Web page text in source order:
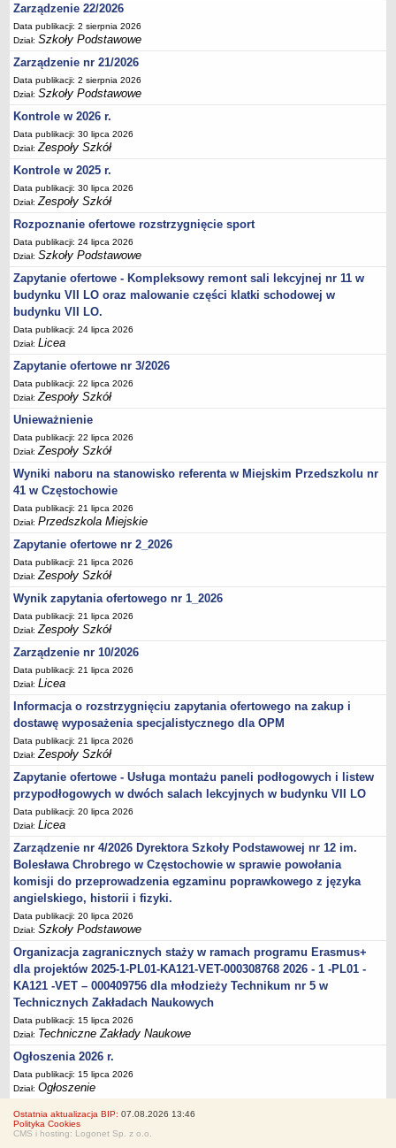
Zespół Poradni
BIURO FINANSÓW OŚWIATY
Dane podstawowe
Statut
Majątek
Godziny dyżurów
Ogłoszenia
Zarządzenia
Rejestry, ewidencje, archiwa
Kontrole
PONOWNE WYKORZYSTYWANIE
Sprawozdania
Deklaracja dostępności
DEKLARACJA DOSTĘPNOŚCI
OŚWIADCZENIA MAJĄTKOWE
PONOWNE WYKORZYSTYWANIE
UDOSTĘPNIANIE INFORMACJI PUBLICZNEJ
Zarządzenie 22/2026
Data publikacji: 2 sierpnia 2026
Dział:Szkoły Podstawowe
Zarządzenie nr 21/2026
Data publikacji: 2 sierpnia 2026
Dział:Szkoły Podstawowe
Kontrole w 2026 r.
Data publikacji: 30 lipca 2026
Dział:Zespoły Szkół
Kontrole w 2025 r.
Data publikacji: 30 lipca 2026
Dział:Zespoły Szkół
Rozpoznanie ofertowe rozstrzygnięcie sport
Data publikacji: 24 lipca 2026
Dział:Szkoły Podstawowe
Zapytanie ofertowe - Kompleksowy remont sali lekcyjnej nr 11 w
budynku VII LO oraz malowanie części klatki schodowej w
budynku VII LO.
Data publikacji: 24 lipca 2026
Dział:Licea
Zapytanie ofertowe nr 3/2026
Data publikacji: 22 lipca 2026
Dział:Zespoły Szkół
Unieważnienie
Data publikacji: 22 lipca 2026
Dział:Zespoły Szkół
Wyniki naboru na stanowisko referenta w Miejskim Przedszkolu nr
41 w Częstochowie
Data publikacji: 21 lipca 2026
Dział:Przedszkola Miejskie
Zapytanie ofertowe nr 2_2026
Data publikacji: 21 lipca 2026
Dział:Zespoły Szkół
Wynik zapytania ofertowego nr 1_2026
Data publikacji: 21 lipca 2026
Dział:Zespoły Szkół
Zarządzenie nr 10/2026
Data publikacji: 21 lipca 2026
Dział:Licea
Informacja o rozstrzygnięciu zapytania ofertowego na zakup i
dostawę wyposażenia specjalistycznego dla OPM
Data publikacji: 21 lipca 2026
Dział:Zespoły Szkół
Zapytanie ofertowe - Usługa montażu paneli podłogowych i listew
przypodłogowych w dwóch salach lekcyjnych w budynku VII LO
Data publikacji: 20 lipca 2026
Dział:Licea
Zarządzenie nr 4/2026 Dyrektora Szkoły Podstawowej nr 12 im.
Bolesława Chrobrego w Częstochowie w sprawie powołania
komisji do przeprowadzenia egzaminu poprawkowego z języka
angielskiego, historii i fizyki.
Data publikacji: 20 lipca 2026
Dział:Szkoły Podstawowe
Organizacja zagranicznych staży w ramach programu Erasmus+
dla projektów 2025-1-PL01-KA121-VET-000308768 2026 - 1 -PL01 -
KA121 -VET – 000409756 dla młodzieży Technikum nr 5 w
Technicznych Zakładach Naukowych
Data publikacji: 15 lipca 2026
Dział: Techniczne Zakłady Naukowe
Ogłoszenia 2026 r.
Data publikacji: 15 lipca 2026
Dział:Ogłoszenie
Ostatnia aktualizacja BIP: 07.08.2026 13:46
Polityka Cookies
CMS i hosting: Logonet Sp. z o.o.